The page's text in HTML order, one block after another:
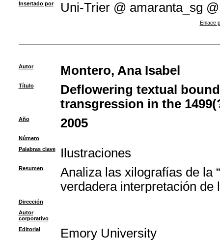
Insertado por
Uni-Trier @ amaranta_sg @
Enlace
Autor Montero, Ana Isabel
Título
Deflowering textual
transgression in the
Año 2005
Número
Palabras clave
Ilustraciones
Resumen
Analiza las xilografías de la
verdadera interpretación de
Dirección
Autor
corporativo
Editorial
Emory University